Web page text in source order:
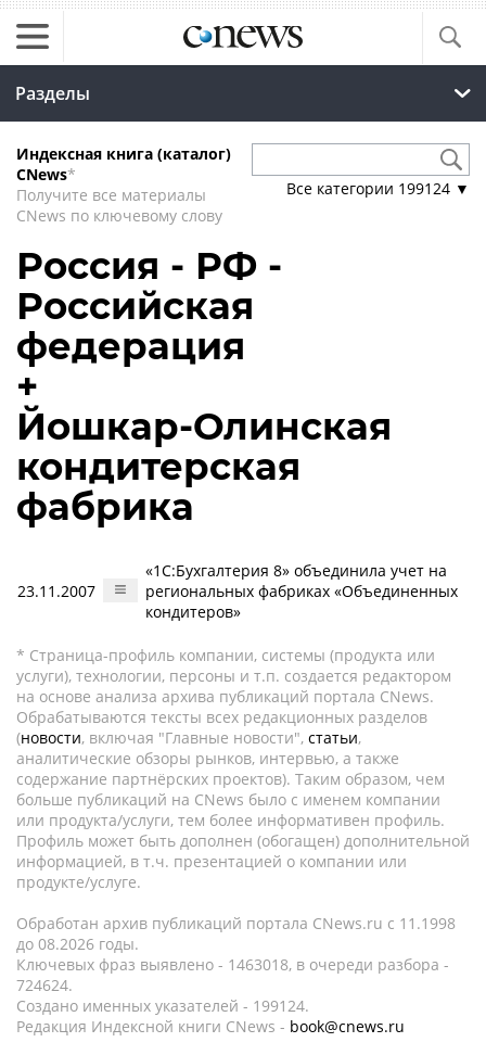
Разделы
Индексная книга (каталог)
CNews*
Получите все материалы
CNews по ключевому слову
Все категории 199124 ▼
Россия - РФ -
Российская
федерация
+
Йошкар-Олинская
кондитерская
фабрика
23.11.2007
«1С:Бухгалтерия 8» объединила учет на
региональных фабриках «Объединенных
кондитеров»
* Страница-профиль компании, системы (продукта или
услуги), технологии, персоны и т.п. создается редактором
на основе анализа архива публикаций портала CNews.
Обрабатываются тексты всех редакционных разделов
(новости, включая "Главные новости", статьи,
аналитические обзоры рынков, интервью, а также
содержание партнёрских проектов). Таким образом, чем
больше публикаций на CNews было с именем компании
или продукта/услуги, тем более информативен профиль.
Профиль может быть дополнен (обогащен) дополнительной
информацией, в т.ч. презентацией о компании или
продукте/услуге.
Обработан архив публикаций портала CNews.ru c 11.1998
до 08.2026 годы.
Ключевых фраз выявлено - 1463018, в очереди разбора -
724624.
Создано именных указателей - 199124.
Редакция Индексной книги CNews - book@cnews.ru